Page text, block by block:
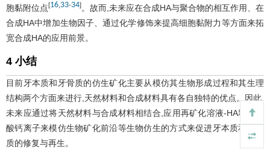
胞黏附位点[16,33-34] 。故而,未来应在合成HA与聚合物的相互作用、在
合成HA中增加生物因子、通过化学修饰来提高细胞黏附力等方面来拓
宽合成HA的应用前景。
4 小结
目前牙本质和牙骨质的仿生矿化主要从模仿其生物形成过程和其生理
结构两个方面来进行,天然材料和合成材料具有各自独特的优点。因此,
未来应通过将天然材料与合成材料相结合,应用再矿化溶液-HA释放磷
酸钙离子来模仿生物矿化前沿等生物仿生的方式来促进牙本质和牙骨
质的修复与再生。